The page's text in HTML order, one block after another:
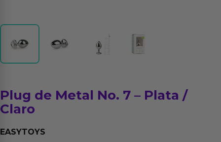
Plug de Metal No. 7 – Plata /
Claro
EASYTOYS